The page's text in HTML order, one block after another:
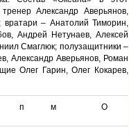
Александр Аверьянов,
вратари – Анатолий Тиморин,
Андрей Нетунаев, Алексей
Смаглюк; полузащитники –
Александр Аверьянов, Роман
Олег Гарин, Олег Кокарев,
п м О